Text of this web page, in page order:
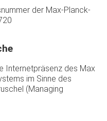
der Max-Planck-
Internetpräsenz des Max
im Sinne des
(Managing